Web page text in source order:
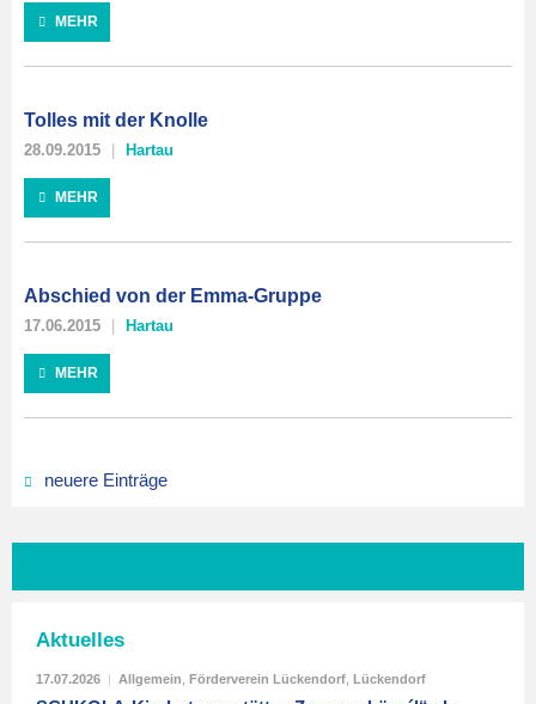
MEHR
Tolles mit der Knolle
28.09.2015 Hartau
MEHR
Abschied von der Emma-Gruppe
17.06.2015 Hartau
MEHR
neuere Einträge
Aktuelles
17.07.2026 | Allgemein Förderverein Lückendorf Lückendorf